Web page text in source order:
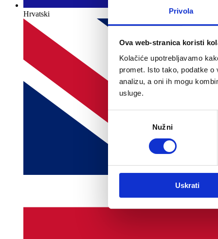
Privola
Ova web-stranica koristi
Kolačiće upotrebljavamo
promet. Isto tako, podatke
analizu, a oni ih mogu
usluge.
Nužni
Uskrati
Hrvatski